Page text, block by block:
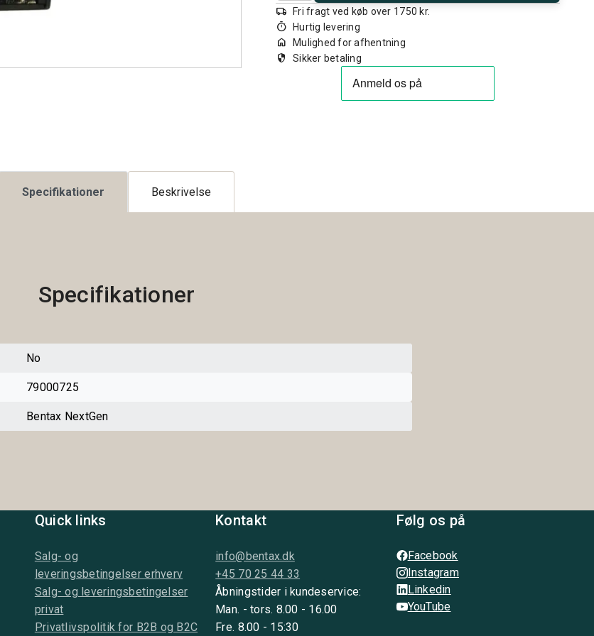
local_shipping Fri fragt ved køb over 1750 kr.
timer Hurtig levering
home Mulighed for afhentning
security Sikker betaling
Specifikationer Beskrivelse
Specifikationer
No
79000725
Bentax NextGen
Quick links
Salg- og
leveringsbetingelser erhverv
Salg- og leveringsbetingelser
privat
Privatlivspolitik for B2B og B2C
Kontakt
info@bentax.dk
+45 70 25 44 33
Åbningstider i kundeservice:
Man. - tors. 8.00 - 16.00
Fre. 8.00 - 15:30
Følg os på
Facebook
Instagram
Linkedin
YouTube